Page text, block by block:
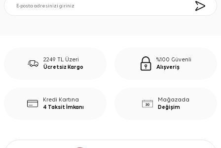
2249 TL Üzeri
Ücretsiz Kargo
%100 Güvenli
Alışveriş
Kredi Kartına
4 Taksit İmkanı
Mağazada
Değişim